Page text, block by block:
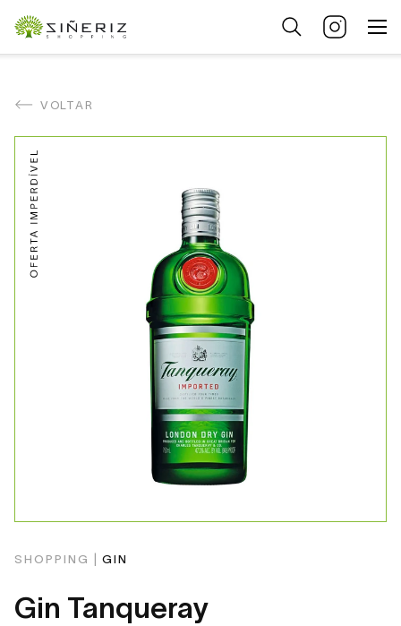
VOLTAR
SHOPPING | GIN
Gin Tanqueray